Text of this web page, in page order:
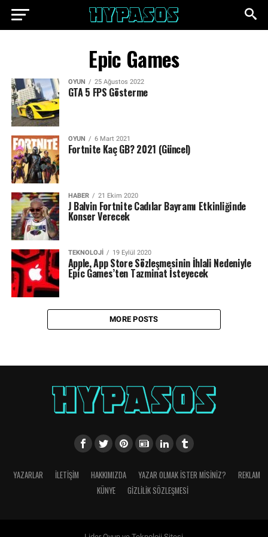
Epic Games
OYUN 25 Ağustos 2022
GTA 5 FPS Gösterme
OYUN 6 Mart 2021
Fortnite Kaç GB? 2021 (Güncel)
HABER 21 Ekim 2020
J Balvin Fortnite Cadılar Bayramı Etkinliğinde
Konser Verecek
TEKNOLOJI 19 Eylül 2020
Apple, App Store Sözleşmesinin İhlali Nedeniyle
Epic Games’ten Tazminat İsteyecek
MORE POSTS
YAZARLAR İLETIŞIM HAKKIMIZDA YAZAR OLMAK İSTER MISINIZ?
REKLAM
KÜNYE
GIZLILIK SÖZLEŞMESI